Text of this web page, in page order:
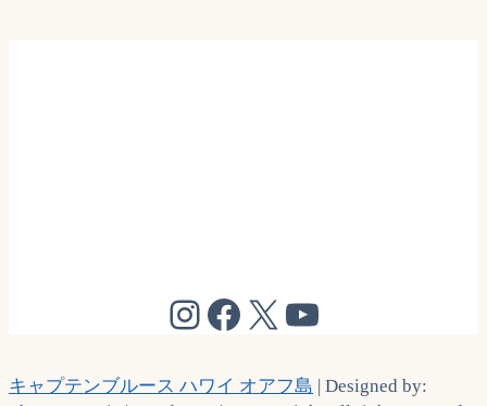
@cptbruce_hi
@cptbrucehi
@cptbruce_hi
キャプテンブルース ハワイ オアフ島 | Designed by: